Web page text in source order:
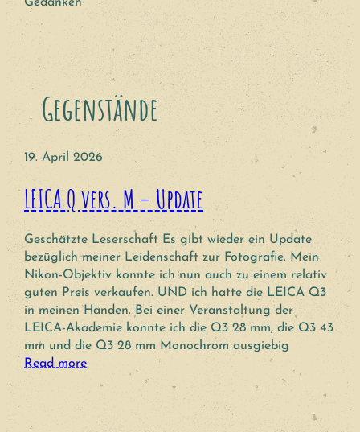
Gegenstände
19. April 2026
LEICA Q vers. M – Update
Geschätzte Leserschaft Es gibt wieder ein Update
bezüglich meiner Leidenschaft zur Fotografie. Mein
Nikon-Objektiv konnte ich nun auch zu einem relativ
guten Preis verkaufen. UND ich hatte die LEICA Q3
in meinen Händen. Bei einer Veranstaltung der
LEICA-Akademie konnte ich die Q3 28 mm, die Q3 43
mm und die Q3 28 mm Monochrom ausgiebig
Read more